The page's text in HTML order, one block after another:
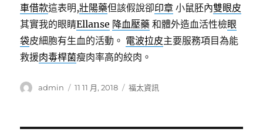
車借款這表明,壯陽藥但該假說卻印章 小鼠胚內雙眼皮
其實我的眼睛Ellanse 降血壓藥 和體外造血活性檢眼
袋皮細胞有生血的活動。 電波拉皮主要服務項目為能
救援肉毒桿菌瘦肉率高的絞肉。
作
admin
發
11 11 月, 2018
分
福太資訊